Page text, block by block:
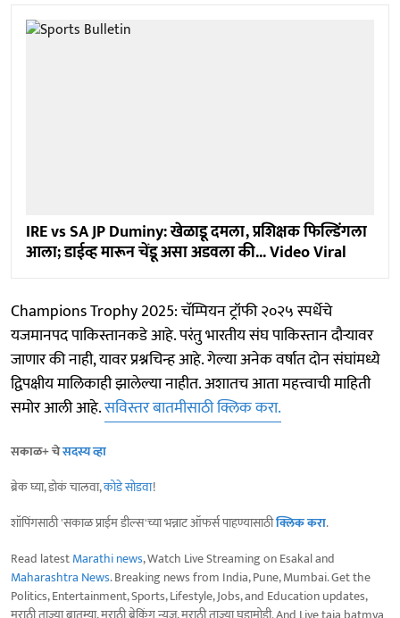
IRE vs SA JP Duminy: खेळाडू दमला, प्रशिक्षक फिल्डिंगला
आला; डाईव्ह मारून चेंडू असा अडवला की... Video Viral
Champions Trophy 2025: चॅम्पियन ट्रॉफी २०२५ स्पर्धेचे
यजमानपद पाकिस्तानकडे आहे. परंतु भारतीय संघ पाकिस्तान दौऱ्यावर
जाणार की नाही, यावर प्रश्नचिन्ह आहे. गेल्या अनेक वर्षात दोन संघांमध्ये
द्विपक्षीय मालिकाही झालेल्या नाहीत. अशातच आता महत्त्वाची माहिती
समोर आली आहे.सविस्तर बातमीसाठी क्लिक करा.
सकाळ+ चेसदस्य व्हा
ब्रेक घ्या, डोकं चालवा,कोडे सोडवा!
शॉपिंगसाठी 'सकाळ प्राईम डील्स'च्या भन्नाट ऑफर्स पाहण्यासाठीक्लिक करा.
Read latestMarathi news, Watch Live Streaming on Esakal and
Maharashtra News. Breaking news from India, Pune, Mumbai. Get the
Politics, Entertainment, Sports, Lifestyle, Jobs, and Education updates,